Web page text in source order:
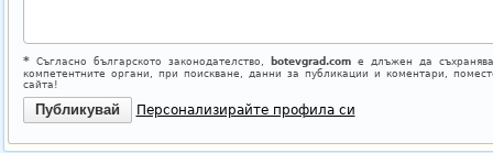
*Съгласно българското законодателство, botevgrad.comе длъжен да
компетентните органи, при поискване, данни за публикации и коментари,
сайта!
Персонализирайте профила си